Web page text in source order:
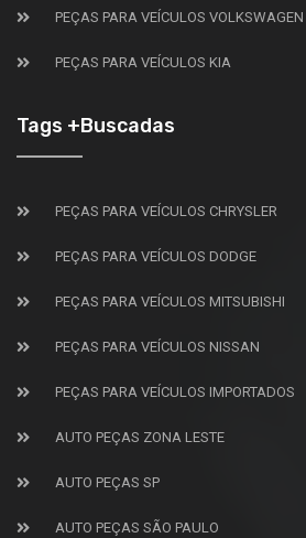
PEÇAS PARA VEÍCULOS VOLKSWAGEN
PEÇAS PARA VEÍCULOS KIA
Tags +Buscadas
PEÇAS PARA VEÍCULOS CHRYSLER
PEÇAS PARA VEÍCULOS DODGE
PEÇAS PARA VEÍCULOS MITSUBISHI
PEÇAS PARA VEÍCULOS NISSAN
PEÇAS PARA VEÍCULOS IMPORTADOS
AUTO PEÇAS ZONA LESTE
AUTO PEÇAS SP
AUTO PEÇAS SÃO PAULO